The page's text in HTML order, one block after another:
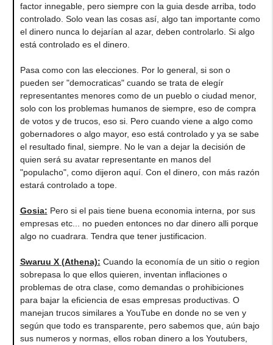
factor innegable, pero siempre con la guia desde arriba, todo
controlado. Solo vean las cosas así, algo tan importante como
el dinero nunca lo dejarían al azar, deben controlarlo. Si algo
está controlado es el dinero.
Pasa como con las elecciones. Por lo general, si son o
pueden ser "democraticas" cuando se trata de elegír
representantes menores como de un pueblo o ciudad menor,
solo con los problemas humanos de siempre, eso de compra
de votos y de trucos, eso si. Pero cuando viene a algo como
gobernadores o algo mayor, eso está controlado y ya se sabe
el resultado final, siempre. No le van a dejar la decisión de
quien será su avatar representante en manos del
"populacho", como dijeron aquí. Con el dinero, con más razón
estará controlado a tope.
Gosia: Pero si el pais tiene buena economia interna, por sus
empresas etc... no pueden entonces no dar dinero alli porque
algo no cuadrara. Tendra que tener justificacion.
Swaruu X (Athena): Cuando la economía de un sitio o region
sobrepasa lo que ellos quieren, inventan inflaciones o
problemas de otra clase, como demandas o prohibiciones
para bajar la eficiencia de esas empresas productivas. O
manejan trucos similares a YouTube en donde no se ven y
según que todo es transparente, pero sabemos que, aún bajo
sus numeros y normas, ellos roban dinero a los Youtubers,